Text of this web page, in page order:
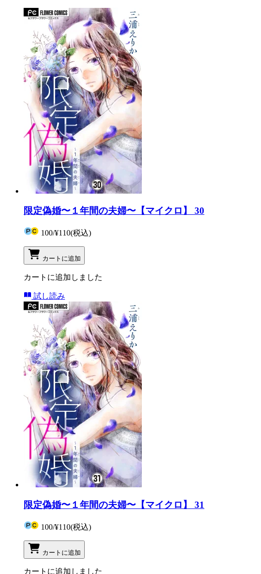
限定偽婚〜１年間の夫婦〜【マイクロ】 30
100/¥110(税込)
カートに追加
カートに追加しました
試し読み
限定偽婚〜１年間の夫婦〜【マイクロ】 31
100/¥110(税込)
カートに追加
カートに追加しました